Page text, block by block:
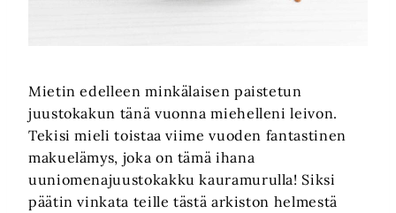
Mietin edelleen minkälaisen paistetun
juustokakun tänä vuonna miehelleni leivon.
Tekisi mieli toistaa viime vuoden fantastinen
makuelämys, joka on tämä ihana
uuniomenajuustokakku kauramurulla! Siksi
päätin vinkata teille tästä arkiston helmestä